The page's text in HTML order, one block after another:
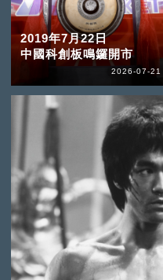
2019年7月22日
中國科創板鳴鑼開市
2026-07-21